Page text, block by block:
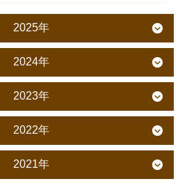
2025年
2024年
2023年
2022年
2021年